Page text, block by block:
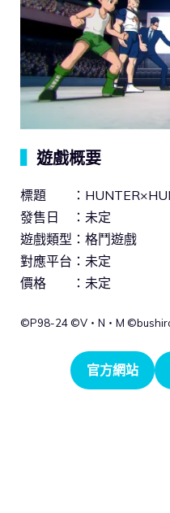
遊戲概要
標題 ：
發售日 ：未定
遊戲類型：格鬥遊戲
對應平台：未定
價格 ：未定
©P98-24 ©V・N・M
官方網站